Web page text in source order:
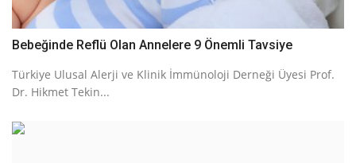
Bebeğinde Reflü Olan Annelere 9 Önemli Tavsiye
Türkiye Ulusal Alerji ve Klinik İmmünoloji Derneği Üyesi Prof.
Dr. Hikmet Tekin...